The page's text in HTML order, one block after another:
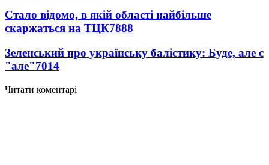
Стало відомо, в якій області найбільше
скаржаться на ТЦК7888
Зеленський про українську балістику: Буде, але є
"але"7014
Читати коментарі